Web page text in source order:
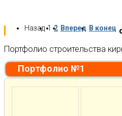
Назад 1 2 Вперед В конец
Портфолио строительства
Портфолио №1